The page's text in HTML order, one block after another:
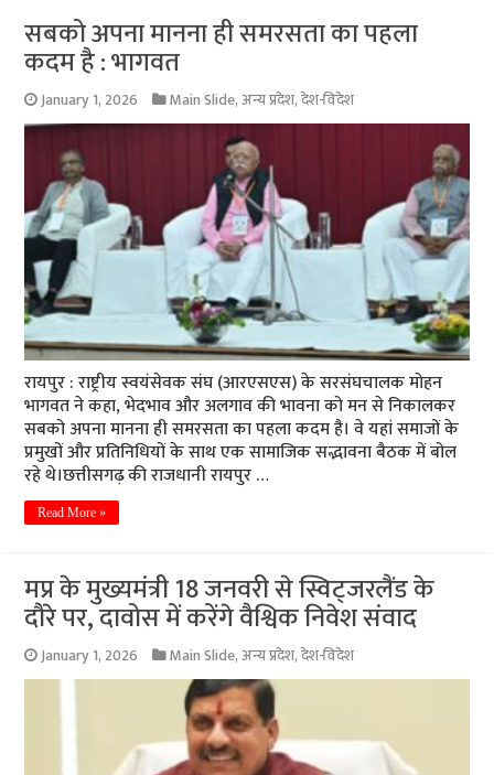
सबको अपना मानना ही समरसता का पहला
कदम है : भागवत
January 1, 2026 Main Slide,अन्य प्रदेश,देश-विदेश
रायपुर : राष्ट्रीय स्वयंसेवक संघ (आरएसएस) के सरसंघचालक मोहन
भागवत ने कहा, भेदभाव और अलगाव की भावना को मन से निकालकर
सबको अपना मानना ही समरसता का पहला कदम है। वे यहां समाजों के
प्रमुखों और प्रतिनिधियों के साथ एक सामाजिक सद्भावना बैठक में बोल
रहे थे।छत्तीसगढ़ की राजधानी रायपुर …
Read More »
मप्र के मुख्यमंत्री 18 जनवरी से स्विट्जरलैंड के
दौरे पर, दावोस में करेंगे वैश्विक निवेश संवाद
January 1, 2026 Main Slide,अन्य प्रदेश,देश-विदेश